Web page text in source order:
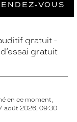
gratuit
gratuit
en ce moment,
août 2026, 09:30